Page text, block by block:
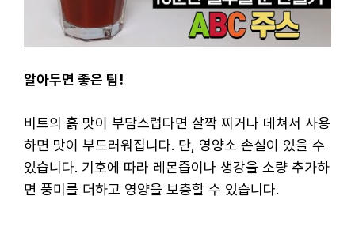
알아두면 좋은 팁!
비트의 흙 맛이 부담스럽다면 살짝 찌거나 데쳐서 사용
하면 맛이 부드러워집니다. 단, 영양소 손실이 있을 수
있습니다. 기호에 따라 레몬즙이나 생강을 소량 추가하
면 풍미를 더하고 영양을 보충할 수 있습니다.